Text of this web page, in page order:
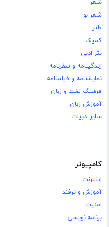
شعر
شعر نو
طنز
کمیک
نثر ادبی
زندگینامه و سفرنامه
نمایشنامه و فیلمنامه
فرهنگ لغت و زبان
آموزش زبان
سایر ادبیات
کامپیوتر
اینترنت
آموزش و ترفند
امنیت
برنامه نویسی